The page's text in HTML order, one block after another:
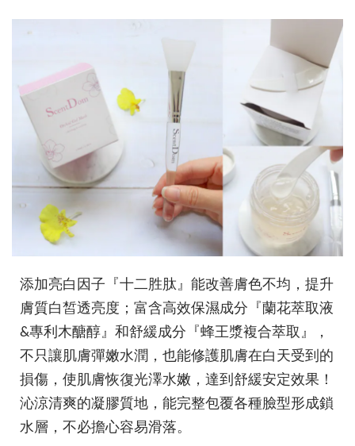
添加亮白因子『十二胜肽』能改善膚色不均，提升
膚質白皙透亮度；富含高效保濕成分『蘭花萃取液
&專利木醣醇』和舒緩成分『蜂王漿複合萃取』，
不只讓肌膚彈嫩水潤，也能修護肌膚在白天受到的
損傷，使肌膚恢復光澤水嫩，達到舒緩安定效果！
沁涼清爽的凝膠質地，能完整包覆各種臉型形成鎖
水層，不必擔心容易滑落。